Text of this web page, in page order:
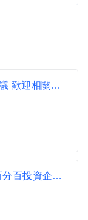
【饗食天堂】 中/西/日廚 廚師 薪資面議 歡迎相關經驗者來挑戰【林口區】
盤點人員 - 桃園楊梅 ( 全家便利商店百分百投資企業 )